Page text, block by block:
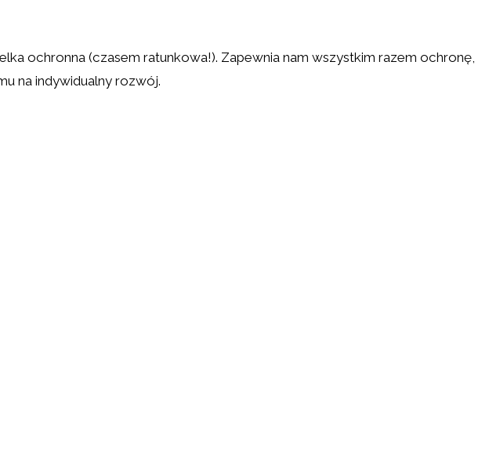
ochronna (czasem ratunkowa!). Zapewnia nam wszystkim razem ochronę,
na indywidualny rozwój.